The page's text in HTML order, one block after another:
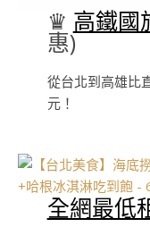
♛ 高鐵國
惠)
從台北到高雄比
元！
全網最低